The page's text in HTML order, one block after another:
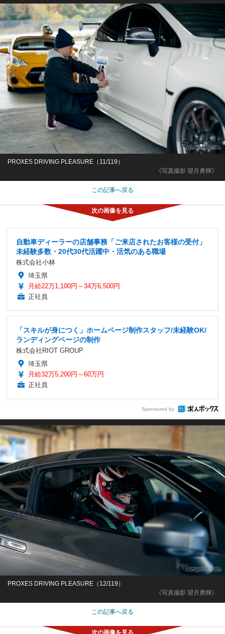
《写真撮影 望月勇輝》
PROXES DRIVING PLEASURE（11/119）
この記事へ戻る
自動車ディーラーの店舗事務「ご来店されたお客様の受付」
未経験多数・20代30代活躍中・活気のある職場
株式会社小林
埼玉県
月給22万1,100円～34万6,500円
正社員
「スキルが身につく」ホームページ制作スタッフ/未経験OK/
ランディングページの制作
株式会社RIOT GROUP
埼玉県
月給32万5,200円～60万円
正社員
Sponsored by
《写真撮影 望月勇輝》
PROXES DRIVING PLEASURE（12/119）
この記事へ戻る